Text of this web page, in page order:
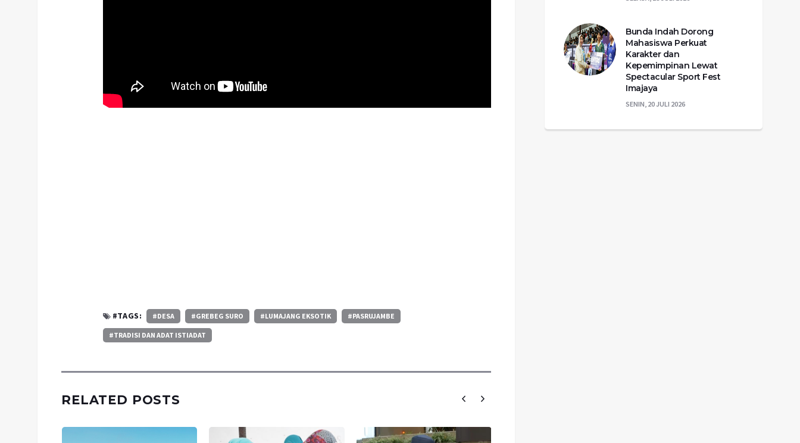
#TAGS: #DESA #GREBEG SURO #LUMAJANG EKSOTIK #PASRUJAMBE
#TRADISI DAN ADAT ISTIADAT
RELATED POSTS
Bunda Indah Dorong
Mahasiswa Perkuat
Karakter dan
Kepemimpinan Lewat
Spectacular Sport Fest
Imajaya
SENIN, 20 JULI 2026